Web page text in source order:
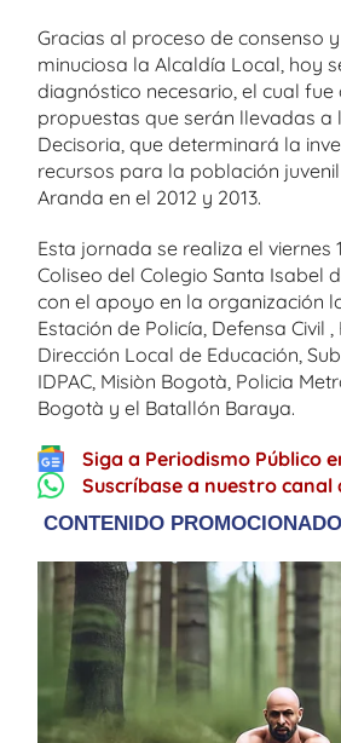
Gracias al proceso de consenso
minuciosa la Alcaldía Local, hoy
diagnóstico necesario, el cual fue
propuestas que serán llevadas a
Decisoria, que determinará la
recursos para la población
Aranda en el 2012 y 2013.
Esta jornada se realiza el viernes
Coliseo del Colegio Santa Isabel
con el apoyo en la organización
Estación de Policía, Defensa Civil
Dirección Local de Educación,
IDPAC, Misiòn Bogotà, Policia
Bogotà y el Batallón Baraya.
Siga a Periodismo Público
Suscríbase a nuestro canal